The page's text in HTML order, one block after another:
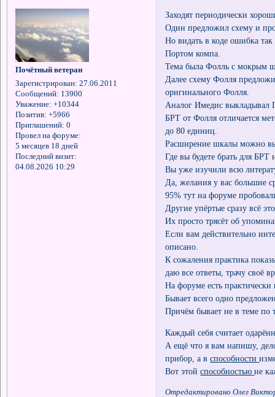
Почётный ветеран
Зарегистрирован: 27.06.2011
Сообщений: 13900
Уважение: +10344
Позитив: +5966
Приглашений: 0
Провел на форуме:
5 месяцев 18 дней
Последний визит:
04.08.2026 10:29
Заходят периодически
Один предложил схему и
Но видать в коде ошибка
Портом компа.
Тема была Фолль с мокрым
Далее схему Фолля
оригинального Фолля.
Аналог Имедис
БРТ от Фолля отличается
до 80 единиц.
Расширение шкалы можно
Где вы будете брать для
Вы уже изучили всю
Да, желания у вас большие
95% тут на форуме
Другие упёртые сразу всё
Их просто трясёт об
Если вам действительно
описано.
К сожаления практика
даю все ответы, трачу своё
На форуме есть
Бывает всего одно
Причём бывает не в теме по
Каждый себя считает
А ещё что я вам напишу,
прибор, а вспособности
Вот этойспособностьюне
Отредактировано Олег